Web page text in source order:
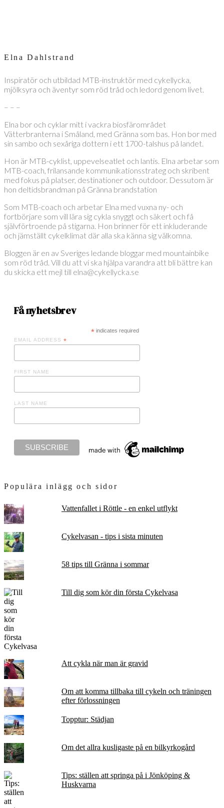
Elna Dahlstrand
Inspiratör och utbildad MTB-instruktör med cykellycka,
mjölksyra och äventyr som röd tråd och ledord genom livet.
– – –
Elna bor och cyklar mitt i vackra biosfärområdet
Vätterbranterna i Småland, med Gränna som bas. Hon bor med
sin sambo och sexåriga dottern i ett 1700-talshus på landet.
Hon är MTB-cyklist, uppevelseatlet och lantis. Elna arbetar som
MTB-coach, frilansande kommunikationsstrateg och skribent
med fokus på platser, destinationer och outdoor. Dessutom är
hon deltidsbrandman på Gränna brandstation
Som MTB-coach och arbetar Elna med vuxna ny- och
fortbörjare som vill lära sig cykla snyggt och säkert och få
självförtroende på stigarna. Hon brinner för ett inkluderande
och jämställt cykelklimat där alla ska känna sig välkomna.
Bloggen är en av Sveriges ledande bloggar med mountainbike
som röd tråd. Vill du att vi ska hjälpa varandra att bli bättre kan
du skicka ett mejl till elna@cykellycka.se
Få nyhetsbrev
*indicates required
EMAIL ADDRESS *
FIRST NAME
LAST NAME
Populära inlägg och sidor
Vattenfallet i Röttle - en enkel utflykt
Cykelvasan - tips i sista minuten
58 tips till Gränna i sommar
Till dig som kör din första Cykelvasa
Att cykla när man är gravid
Om att komma tillbaka till cykeln och träningen
efter förlossningen
Topptur: Städjan
Om det allra kusligaste på en bilkyrkogård
Tips: ställen att springa på i Jönköping &
Huskvarna